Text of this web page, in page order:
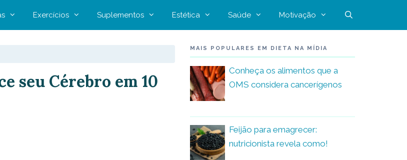
Exercícios Suplementos Estética Saúde Motivação
seu Cérebro em 10
MAIS POPULARES EM DIETA NA MÍDIA
Conheça os alimentos que a
OMS considera cancerígenos
Feijão para emagrecer:
nutricionista revela como!